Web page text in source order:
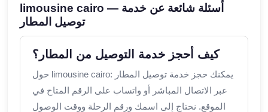
limousine cairo — أسئلة شائعة عن خدمة
توصيل المطار
كيف أحجز خدمة التوصيل من المطار؟
حول limousine cairo: يمكنك حجز خدمة توصيل المطار
عبر الاتصال المباشر أو واتساب على الرقم المتاح في
الموقع. نحتاج إلى اسمك ورقم الرحلة ووقت الوصول